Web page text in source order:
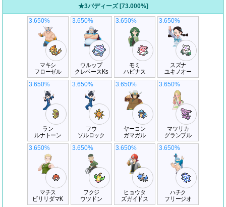
★3バディーズ [73.000%]
マキシ
フローゼル
3.650%
ウルップ
クレベースKs
3.650%
モミ
ハピナス
3.650%
スズナ
ユキノオー
3.650%
ラン
ルナトーン
3.650%
フウ
ソルロック
3.650%
ヤーコン
ガマガル
3.650%
マツリカ
グランブル
3.650%
マチス
ビリリダマK
3.650%
フクジ
ウツドン
3.650%
ヒョウタ
ズガイドス
3.650%
ハチク
フリージオ
3.650%